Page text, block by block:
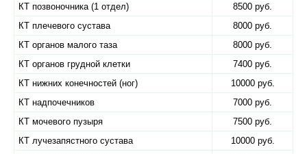
КТ позвоночника (1 отдел)
8500 руб.
КТ плечевого сустава
8000 руб.
КТ органов малого таза
8000 руб.
КТ органов грудной клетки
7400 руб.
КТ нижних конечностей (ног)
10000 руб.
КТ надпочечников
7000 руб.
КТ мочевого пузыря
7500 руб.
КТ лучезапястного сустава
10000 руб.